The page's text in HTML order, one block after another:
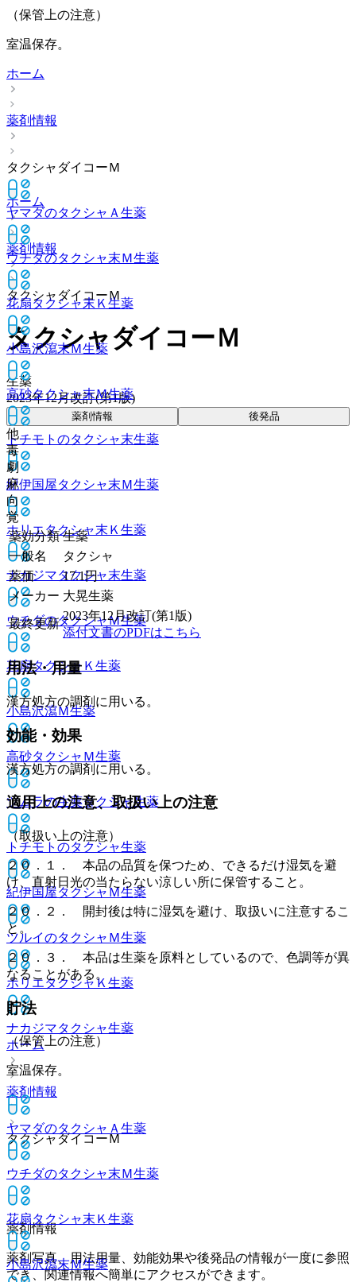
（保管上の注意）
室温保存。
ホーム
薬剤情報
タクシャダイコーＭ
ヤマダのタクシャＡ 生薬
ウチダのタクシャ末Ｍ生薬
花扇タクシャ末Ｋ 生薬
小島沢瀉末Ｍ生薬
高砂タクシャ末Ｍ生薬
トチモトのタクシャ末生薬
紀伊国屋タクシャ末Ｍ生薬
ホリエタクシャ末Ｋ 生薬
ナカジマタクシャ末生薬
ウチダのタクシャＭ生薬
花扇タクシャＫ 生薬
小島沢瀉Ｍ生薬
高砂タクシャＭ生薬
ツムラの生薬タクシャ生薬
トチモトのタクシャ生薬
紀伊国屋タクシャＭ生薬
ツルイのタクシャＭ生薬
ホリエタクシャＫ 生薬
ナカジマタクシャ生薬
ホーム
薬剤情報
タクシャダイコーＭ
ホーム
薬剤情報
タクシャダイコーＭ
タクシャダイコーＭ
生薬
2023年12月改訂(第1版)
薬剤情報 後発品
他
毒
劇
麻
向
覚
薬効分類 生薬
一般名
タクシャ
薬価
17.1円
メーカー 大晃生薬
最終更新
2023年12月改訂(第1版)
添付文書のPDFはこちら
用法・用量
漢方処方の調剤に用いる。
効能・効果
漢方処方の調剤に用いる。
適用上の注意、取扱い上の注意
（取扱い上の注意）
２０．１． 本品の品質を保つため、できるだけ湿気を避
け、直射日光の当たらない涼しい所に保管すること。
２０．２． 開封後は特に湿気を避け、取扱いに注意するこ
と。
２０．３． 本品は生薬を原料としているので、色調等が異
なることがある。
貯法
（保管上の注意）
室温保存。
ヤマダのタクシャＡ 生薬
ウチダのタクシャ末Ｍ生薬
花扇タクシャ末Ｋ 生薬
小島沢瀉末Ｍ生薬
薬剤情報
薬剤写真、用法用量、効能効果や後発品の情報が一度に参照
でき、関連情報へ簡単にアクセスができます。